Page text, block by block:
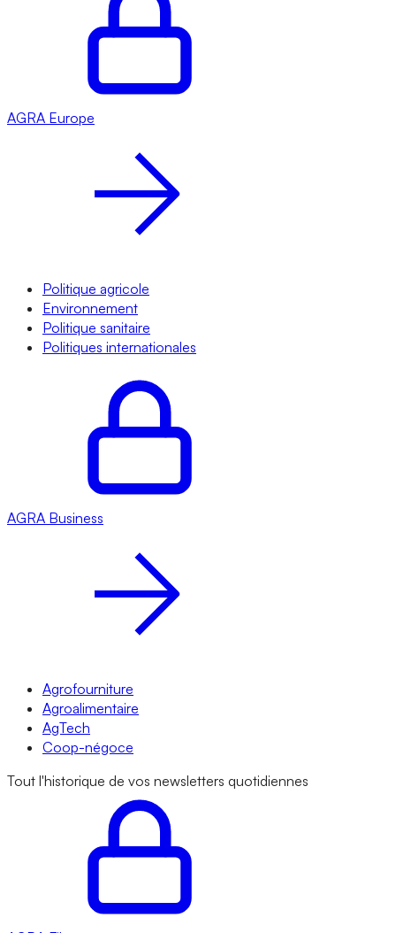
AGRA Europe
Politique agricole
Environnement
Politique sanitaire
Politiques internationales
AGRA Business
Agrofourniture
Agroalimentaire
AgTech
Coop-négoce
Tout l'historique de vos newsletters quotidiennes